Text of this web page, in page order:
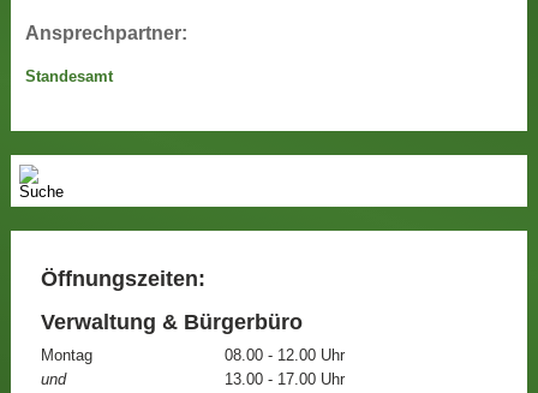
Ansprechpartner:
Standesamt
Öffnungszeiten:
Verwaltung & Bürgerbüro
Montag
08.00 - 12.00 Uhr
und
13.00 - 17.00 Uhr